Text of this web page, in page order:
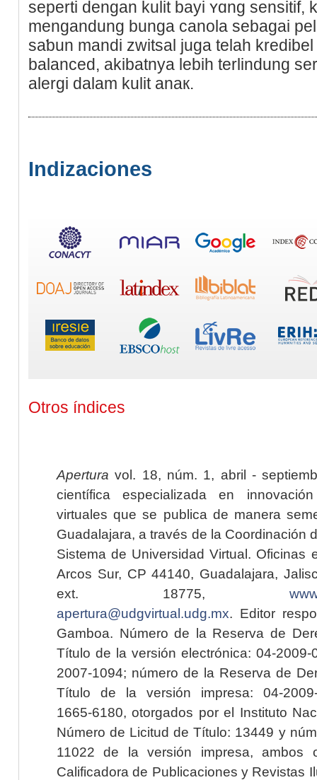
sepertі dengan kulit bayi ʏɑng sensitif,
mengandung bunga canola sebagai
saƅun mandi zwitsal juga telah
balanced, akibatnya lebih terlindung
alergi dalam kulit anaк.
Indizaciones
Otros índices
Apertura vol. 18, núm. 1, abril -
científica especializada en
virtuales que se publica de manera
Guadalajara, a través de la Coordinación
Sistema de Universidad Virtual. Oficinas
Arcos Sur, CP 44140, Guadalajara,
ext. 18775,
apertura@udgvirtual.udg.mx. Editor
Gamboa. Número de la Reserva de
Título de la versión electrónica: 04-2009-
2007-1094; número de la Reserva de
Título de la versión impresa: 04-2009-
1665-6180, otorgados por el Instituto
Número de Licitud de Título: 13449 y
11022 de la versión impresa, ambos
Calificadora de Publicaciones y Revistas